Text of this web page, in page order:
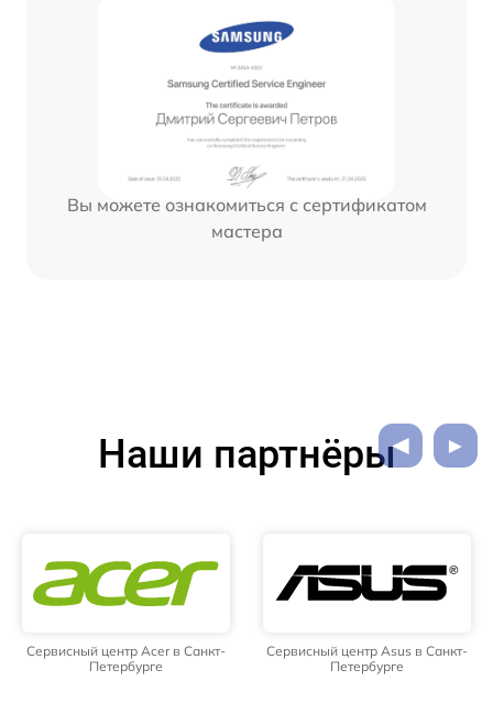
Вы можете ознакомиться с сертификатом
мастера
Наши партнёры
Сервисный центр Acer в Санкт-
Петербурге
Сервисный центр Asus в Санкт-
Петербурге